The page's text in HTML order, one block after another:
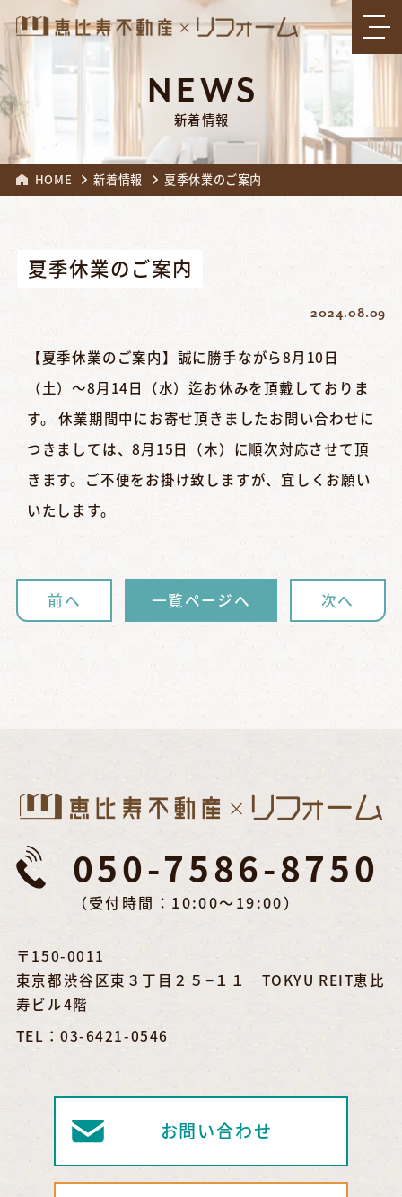
NEWS
新着情報
HOME 新着情報 夏季休業のご案内
夏季休業のご案内
2024.08.09
【夏季休業のご案内】誠に勝手ながら8月10日
（土）～8月14日（水）迄お休みを頂戴しておりま
す。 休業期間中にお寄せ頂きましたお問い合わせに
つきましては、8月15日（木）に順次対応させて頂
きます。ご不便をお掛け致しますが、宜しくお願い
いたします。
前へ 一覧ページへ 次へ
050-7586-8750
（受付時間：10:00～19:00）
〒150-0011
東京都渋谷区東３丁目２５−１１ TOKYU REIT恵比
寿ビル4階
TEL：03-6421-0546
お問い合わせ